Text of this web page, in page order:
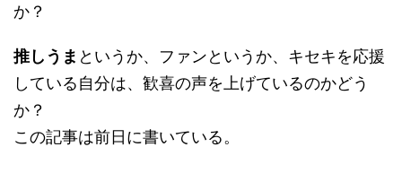
か？
推しうま というか、ファンというか、キセキを応援
している自分は、歓喜の声を上げているのかどう
か？
この記事は前日に書いている。